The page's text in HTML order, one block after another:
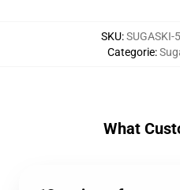
SKU:SUGASKI-
Categorie:
What